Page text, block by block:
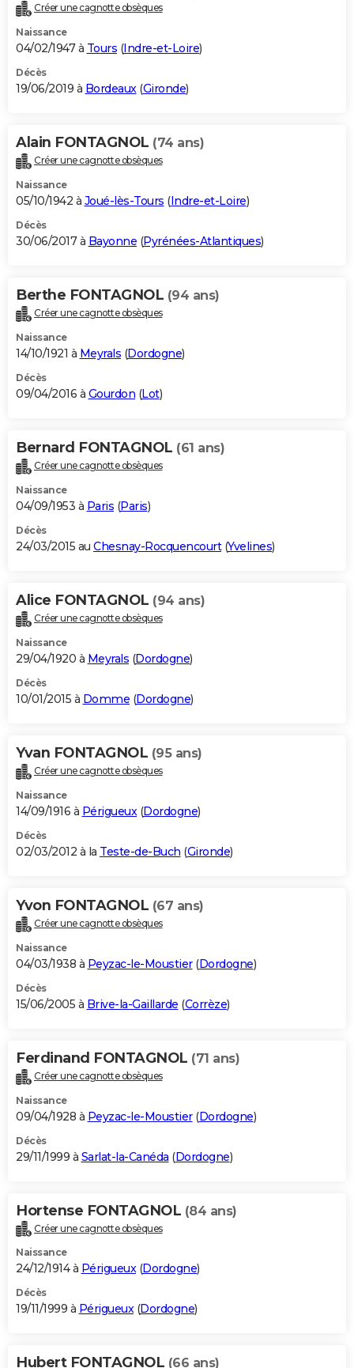
Créer une cagnotte obsèques
Naissance
04/02/1947 à Tours (Indre-et-Loire)
Décès
19/06/2019 à Bordeaux(Gironde)
Alain FONTAGNOL (74 ans)
Créer une cagnotte obsèques
Naissance
05/10/1942 à Joué-lès-Tours (Indre-et-Loire)
Décès
30/06/2017 à Bayonne (Pyrénées-Atlantiques)
Berthe FONTAGNOL (94 ans)
Créer une cagnotte obsèques
Naissance
14/10/1921 à Meyrals (Dordogne)
Décès
09/04/2016 à Gourdon (Lot)
Bernard FONTAGNOL (61 ans)
Créer une cagnotte obsèques
Naissance
04/09/1953 à Paris (Paris)
Décès
24/03/2015 au Chesnay-Rocquencourt(Yvelines)
Alice FONTAGNOL (94 ans)
Créer une cagnotte obsèques
Naissance
29/04/1920 à Meyrals (Dordogne)
Décès
10/01/2015 à Domme (Dordogne)
Yvan FONTAGNOL (95 ans)
Créer une cagnotte obsèques
Naissance
14/09/1916 à Périgueux(Dordogne)
Décès
02/03/2012 à la Teste-de-Buch (Gironde)
Yvon FONTAGNOL (67 ans)
Créer une cagnotte obsèques
Naissance
04/03/1938 à Peyzac-le-Moustier(Dordogne)
Décès
15/06/2005 à Brive-la-Gaillarde (Corrèze)
Ferdinand FONTAGNOL (71 ans)
Créer une cagnotte obsèques
Naissance
09/04/1928 à Peyzac-le-Moustier(Dordogne)
Décès
29/11/1999 à Sarlat-la-Canéda (Dordogne)
Hortense FONTAGNOL (84 ans)
Créer une cagnotte obsèques
Naissance
24/12/1914 à Périgueux(Dordogne)
Décès
19/11/1999 à Périgueux(Dordogne)
Hubert FONTAGNOL (66 ans)